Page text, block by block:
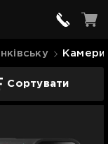
Камери
Сортувати